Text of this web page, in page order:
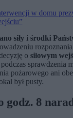
w domu
siły i środki
o siłowym
sprawdzenia
pożarowego ani
był pusty.
godz. 8